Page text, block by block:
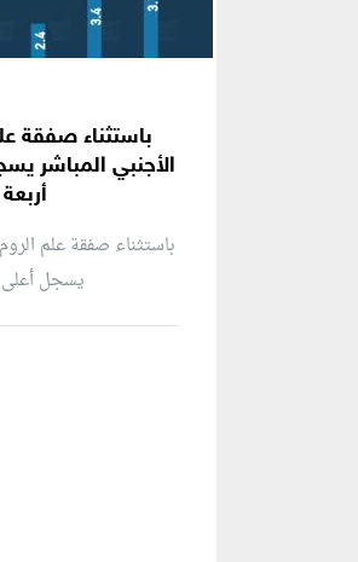
باستثناء صفقة
الأجنبي المباشر
باستثناء صفقة علم
يسجل